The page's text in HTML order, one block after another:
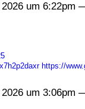
um 6:22pm
https://
um 3:06pm